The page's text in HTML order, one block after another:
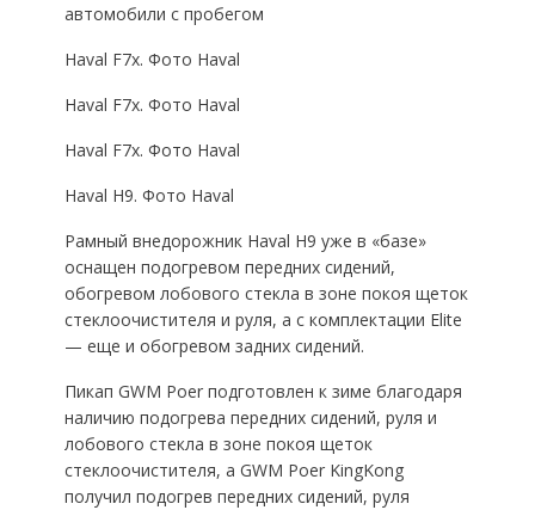
автомобили с пробегом
Haval F7x. Фото Haval
Haval F7x. Фото Haval
Haval F7x. Фото Haval
Haval H9. Фото Haval
Рамный внедорожник Haval H9 уже в «базе»
оснащен подогревом передних сидений,
обогревом лобового стекла в зоне покоя щеток
стеклоочистителя и руля, а с комплектации Elite
— еще и обогревом задних сидений.
Пикап GWM Poer подготовлен к зиме благодаря
наличию подогрева передних сидений, руля и
лобового стекла в зоне покоя щеток
стеклоочистителя, а GWM Poer KingKong
получил подогрев передних сидений, руля